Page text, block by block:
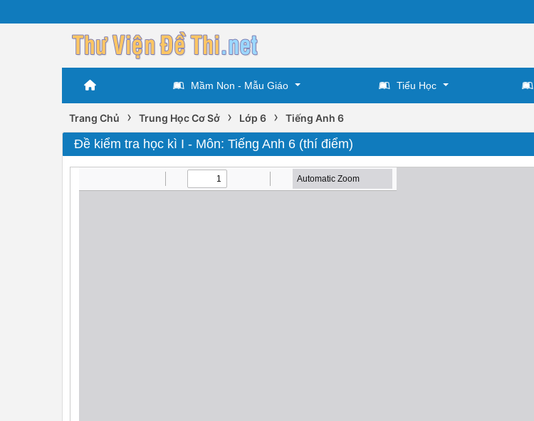
Mầm Non - Mẫu Giáo Tiểu Học
Trang Chủ › Trung Học Cơ Sở › Lớp 6 › Tiếng Anh 6
Đề kiểm tra học kì I - Môn: Tiếng Anh 6 (thí điểm)